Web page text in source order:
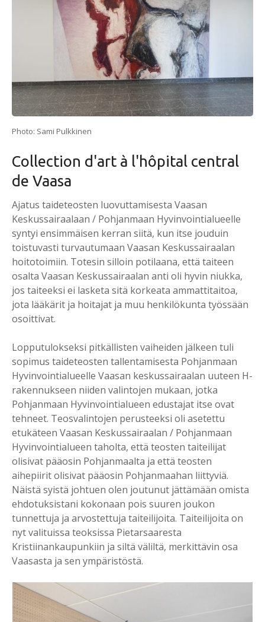
Photo: Sami Pulkkinen
Collection d'art à l'hôpital central
de Vaasa
Ajatus taideteosten luovuttamisesta Vaasan
Keskussairaalaan / Pohjanmaan Hyvinvointialueelle
syntyi ensimmäisen kerran siitä, kun itse jouduin
toistuvasti turvautumaan Vaasan Keskussairaalan
hoitotoimiin. Totesin silloin potilaana, että taiteen
osalta Vaasan Keskussairaalan anti oli hyvin niukka,
jos taiteeksi ei lasketa sitä korkeata ammattitaitoa,
jota lääkärit ja hoitajat ja muu henkilökunta työssään
osoittivat.
Lopputulokseksi pitkällisten vaiheiden jälkeen tuli
sopimus taideteosten tallentamisesta Pohjanmaan
Hyvinvointialueelle Vaasan keskussairaalan uuteen H-
rakennukseen niiden valintojen mukaan, jotka
Pohjanmaan Hyvinvointialueen edustajat itse ovat
tehneet. Teosvalintojen perusteeksi oli asetettu
etukäteen Vaasan Keskussairaalan / Pohjanmaan
Hyvinvointialueen taholta, että teosten taiteilijat
olisivat pääosin Pohjanmaalta ja että teosten
aihepiirit olisivat pääosin Pohjanmaahan liittyviä.
Näistä syistä johtuen olen joutunut jättämään omista
ehdotuksistani kokonaan pois suuren joukon
tunnettuja ja arvostettuja taiteilijoita. Taiteilijoita on
nyt valituissa teoksissa Pietarsaaresta
Kristiinankaupunkiin ja siltä väliltä, merkittävin osa
Vaasasta ja sen ympäristöstä.